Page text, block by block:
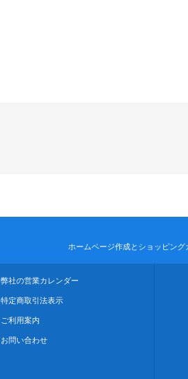
ホームページ作成とショッピン
弊社の営業カレンダー
特定商取引法表示
ご利用案内
お問い合わせ